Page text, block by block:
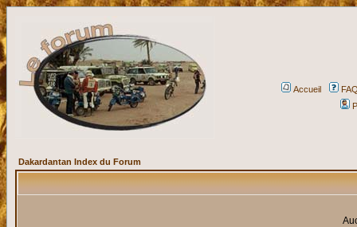
Accueil
Dakardantan Index du Forum